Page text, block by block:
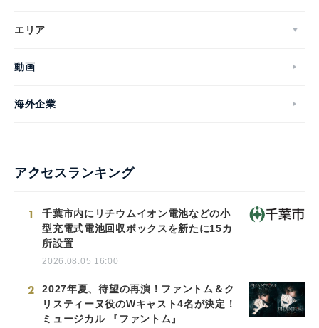
エリア
動画
海外企業
アクセスランキング
1
千葉市内にリチウムイオン電池などの小
型充電式電池回収ボックスを新たに15カ
所設置
2026.08.05 16:00
2
2027年夏、待望の再演！ファントム＆ク
リスティーヌ役のWキャスト4名が決定！
ミュージカル 『ファントム』